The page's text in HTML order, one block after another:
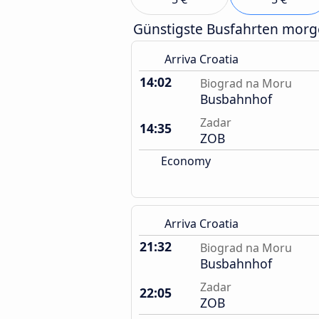
Günstigste Busfahrten
Arriva Croatia
14:02 Biograd na Moru
Busbahnhof
14:35
Zadar
ZOB
Economy
Arriva Croatia
21:32 Biograd na Moru
Busbahnhof
22:05
Zadar
ZOB